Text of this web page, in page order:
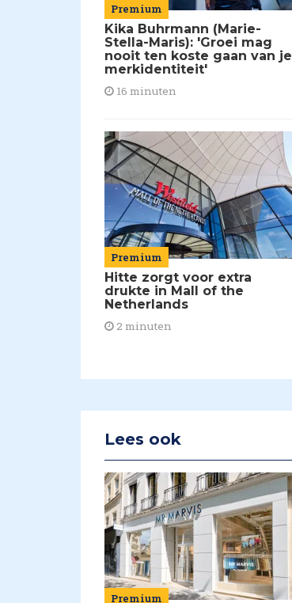
Premium
Kika Buhrmann (Marie-
Stella-Maris): 'Groei mag
nooit ten koste gaan van je
merkidentiteit'
16 minuten
Premium
Hitte zorgt voor extra
drukte in Mall of the
Netherlands
2 minuten
Lees ook
Premium